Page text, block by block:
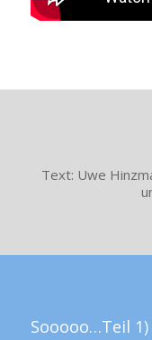
Text: Uwe
Sooooo…Teil